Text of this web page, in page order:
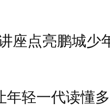
座点亮鹏城少
年轻一代读懂